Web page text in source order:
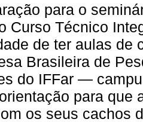
para o
Curso Técnico
de ter aulas de
Brasileira de
do IFFar —
para que
os seus cachos